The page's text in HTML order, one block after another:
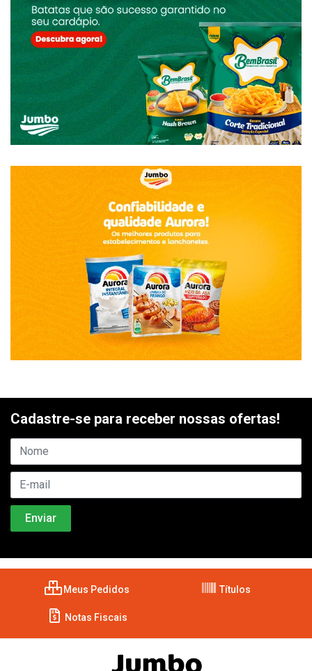
Cadastre-se para receber nossas ofertas!
Meus Pedidos Títulos
Notas Fiscais